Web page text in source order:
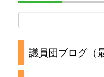
議員団ブログ（